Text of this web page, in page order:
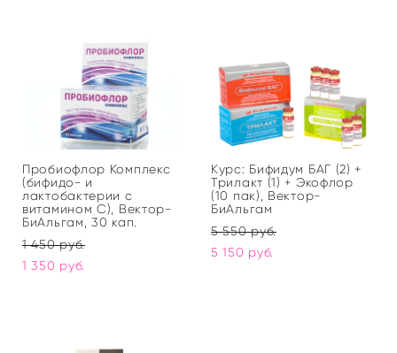
Пробиофлор Комплекс
(бифидо- и
лактобактерии с
витамином С), Вектор-
БиАльгам, 30 кап.
1 450 pуб.
1 350 pуб.
Курс: Бифидум БАГ (2) +
Трилакт (1) + Экофлор
(10 пак), Вектор-
БиАльгам
5 550 pуб.
5 150 pуб.